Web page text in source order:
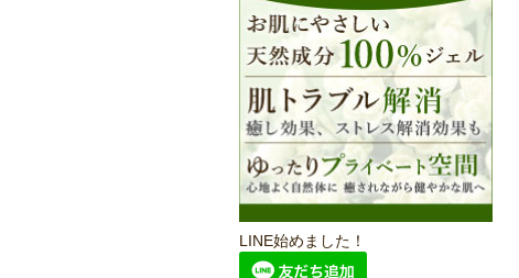
LINE始めました！